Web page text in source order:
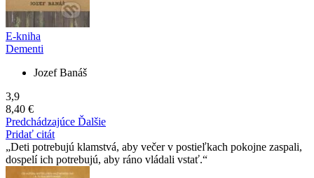
E-kniha
Dementi
Jozef Banáš
3,9
8,40 €
Predchádzajúce Ďalšie
Pridať citát
Deti potrebujú klamstvá, aby večer v postieľkach pokojne zaspali,
dospelí ich potrebujú, aby ráno vládali vstať.